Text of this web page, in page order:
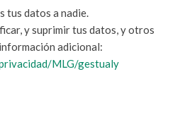
tus datos a nadie.
y suprimir tus datos, y otros
adicional:
MLG/gestualy